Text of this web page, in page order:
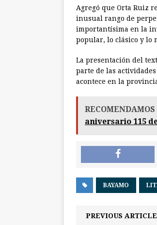
Agregó que Orta Ruiz
inusual rango de
importantísima en la
popular, lo clásico y lo
La presentación del
parte de las
acontece en la
aniversario 115
BAYAMO
PREVIOUS ARTICLE